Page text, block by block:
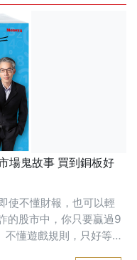
場鬼故事 買到銅板好
的股市中，你只要贏過9
懂遊戲規則，只好等
，更要感到害怕與敬